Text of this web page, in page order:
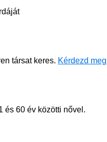
társat keres. Kérdezd
és 60 év közötti nővel.